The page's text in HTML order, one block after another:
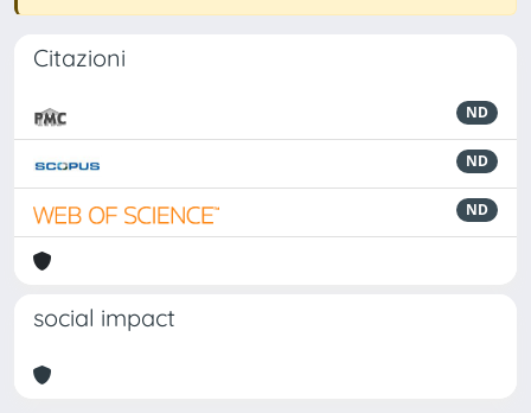
Citazioni
ND
ND
ND
social impact